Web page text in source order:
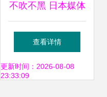
不吹不黑 日本媒体
眼中的中日企业实
力对决——聚焦电
查看详情
更新时间：2026-08-08
23:33:09